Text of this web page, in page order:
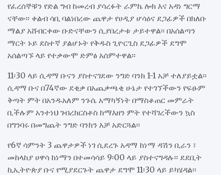
የፈረሰኞቹን የድል ግብ ከመረብ ያሳረፉት ራምኬ ሎክ እና አዳነ ግርማ
ናቸው፡፡ ቀልብ ሳቢ ባልነበረው ጨዋታ የሀዲያ ሆሳዕና ደጋፊዎች በክለቡ
ማልያ አሸብርቀው ቡድናቸውን ሲያበረታቱ ታይተዋል፡፡ በአሰልጣን
ማርት ኑይ ደስተኛ ያልሆኑት የቅዱስ ጊዮርጊስ ደጋፊዎች ደግሞ
አሰልጣኙ ላይ የተቃውሞ ድምፅ አሰምተዋል፡፡
11፡30 ላይ ሲዳማ ቡናን ያስተናገደው ንግድ ባንክ 1-1 አቻ ተለያይቷል፡፡
ሲዳማ ቡና በ74ኛው ደቂቃ በአጨቃጫቂ ሁኔታ የተገኘችውን የፍፁም
ቅጣት ምት በአንዱአለም ንጉሴ አማካኝነት በማስቆጠር መምራት
ቢችሉም አንተነህ ገብረክርስቶስ ከማእዘን ምት የተሻገረችውን ኳስ
በግንባሩ በመግጨት ንግድ ባንክን አቻ አድርጓል፡፡
የ6ኛ ሳምንት 3 ጨዋታዎች ነገ ሲደረጉ አዳማ ከነማ ዳሽን ቢራን ፣
መከላከያ ሀዋሳ ከነማን በተመሳሳይ 9፡00 ላይ ያስተናግዳሉ፡፡ ደደቢት
ኪኢትዮጵያ ቡና የሚያደርጉት ጨዋታ ደግሞ 11፡30 ላይ ይካሄዳል፡፡